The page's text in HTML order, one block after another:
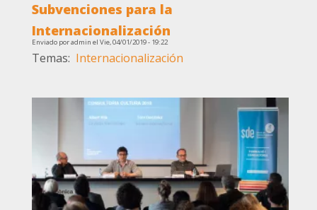
de
navegación
Subvenciones para la
Internacionalización
Enviado poradmin el Vie, 04/01/2019 - 19:22
Temas Internacionalización